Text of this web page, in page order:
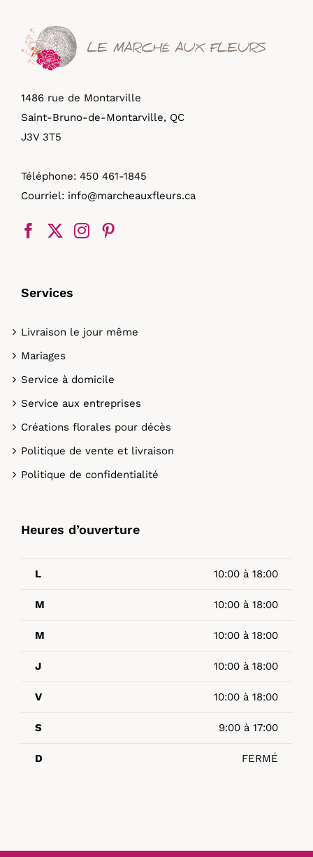
1486 rue de Montarville
Saint-Bruno-de-Montarville, QC
J3V 3T5
Téléphone: 450 461-1845
Courriel: info@marcheauxfleurs.ca
Services
Livraison le jour même
Mariages
Service à domicile
Service aux entreprises
Créations florales pour décès
Politique de vente et livraison
Politique de confidentialité
Heures d’ouverture
L 10:00 à 18:00
M 10:00 à 18:00
M 10:00 à 18:00
J 10:00 à 18:00
V 10:00 à 18:00
S 9:00 à 17:00
D FERMÉ